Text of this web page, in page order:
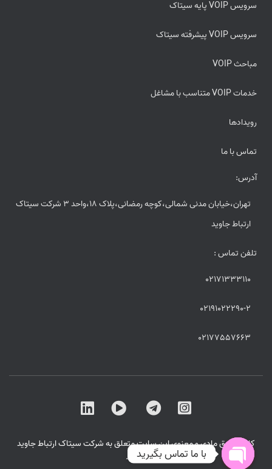
سرویس VOIP پایه سیتاک
سرویس VOIP پیشرفته سیتاک
مباحث VOIP
خدمات VOIP متناسب با مشاغل
رویدادها
تماس با ما
آدرس:
تهران،خیابان مدنی شمالی،کوچه رمضانی،پلاک 18،واحد 3 شرکت سیتاک
ارتباط جاوید
تلفن تماس :
02171333110
02191022290-2
02177557663
کلیه حقوق مادی و معنوی این سایت متعلق به شرکت سیتاک ارتباط جاوید
است .با ما تماس بگیرید